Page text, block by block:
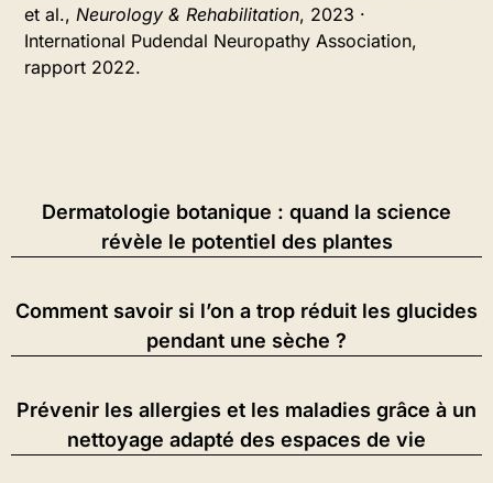
et al., Neurology & Rehabilitation, 2023 ·
International Pudendal Neuropathy Association,
rapport 2022.
Dermatologie botanique : quand la science
révèle le potentiel des plantes
Comment savoir si l’on a trop réduit les glucides
pendant une sèche ?
Prévenir les allergies et les maladies grâce à un
nettoyage adapté des espaces de vie